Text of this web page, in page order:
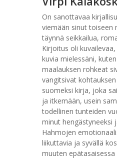
On sanottavaa
viemään sinut toiseen
täynnä seikkailua,
Kirjoitus oli
kuvia mielessäni,
maalauksen rohkeat
vangitsivat
suomeksi kirja, joka
ja itkemään, usein
todellinen tunteiden
minut hengästyneeksi
Hahmojen
liikuttavia ja syvällä
muuten